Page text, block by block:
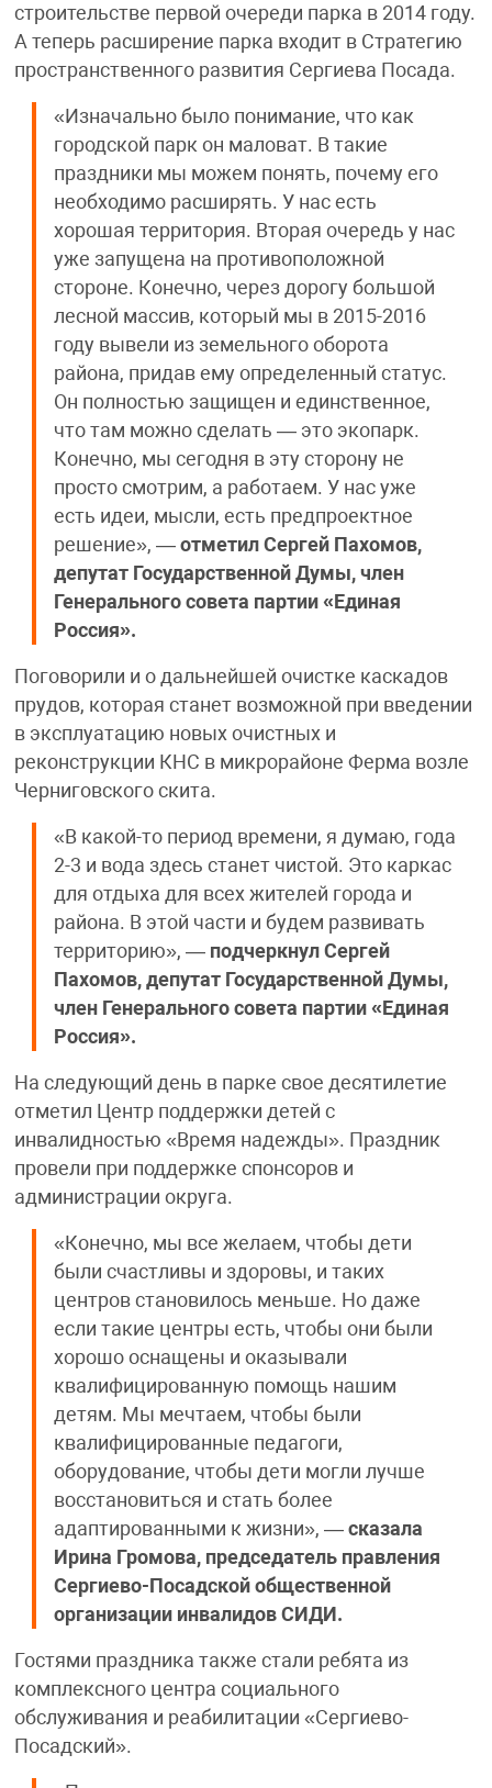
строительстве первой очереди парка в 2014 году.
А теперь расширение парка входит в Стратегию
пространственного развития Сергиева Посада.
«Изначально было понимание, что как
городской парк он маловат. В такие
праздники мы можем понять, почему его
необходимо расширять. У нас есть
хорошая территория. Вторая очередь у нас
уже запущена на противоположной
стороне. Конечно, через дорогу большой
лесной массив, который мы в 2015-2016
году вывели из земельного оборота
района, придав ему определенный статус.
Он полностью защищен и единственное,
что там можно сделать — это экопарк.
Конечно, мы сегодня в эту сторону не
просто смотрим, а работаем. У нас уже
есть идеи, мысли, есть предпроектное
решение», — отметил Сергей Пахомов,
депутат Государственной Думы, член
Генерального совета партии «Единая
Россия».
Поговорили и о дальнейшей очистке каскадов
прудов, которая станет возможной при введении
в эксплуатацию новых очистных и
реконструкции КНС в микрорайоне Ферма возле
Черниговского скита.
«В какой-то период времени, я думаю, года
2-3 и вода здесь станет чистой. Это каркас
для отдыха для всех жителей города и
района. В этой части и будем развивать
территорию», — подчеркнул Сергей
Пахомов, депутат Государственной Думы,
член Генерального совета партии «Единая
Россия».
На следующий день в парке свое десятилетие
отметил Центр поддержки детей с
инвалидностью «Время надежды». Праздник
провели при поддержке спонсоров и
администрации округа.
«Конечно, мы все желаем, чтобы дети
были счастливы и здоровы, и таких
центров становилось меньше. Но даже
если такие центры есть, чтобы они были
хорошо оснащены и оказывали
квалифицированную помощь нашим
детям. Мы мечтаем, чтобы были
квалифицированные педагоги,
оборудование, чтобы дети могли лучше
восстановиться и стать более
адаптированными к жизни», — сказала
Ирина Громова, председатель правления
Сергиево-Посадской общественной
организации инвалидов СИДИ.
Гостями праздника также стали ребята из
комплексного центра социального
обслуживания и реабилитации «Сергиево-
Посадский».